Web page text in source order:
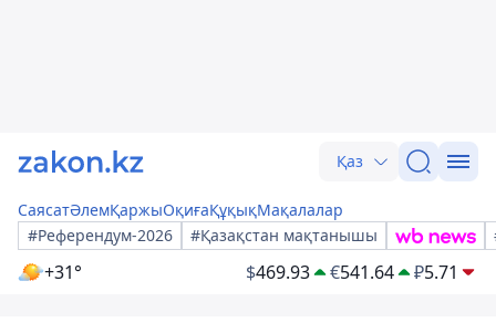
Қаз
СаясатӘлемҚаржыОқиғаҚұқықМақалалар
#Референдум-2026
#Қазақстан мақтанышы
+31° $469.93 €541.64 ₽5.71